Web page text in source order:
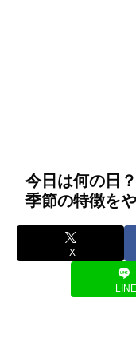
今日は何の日
季節の特徴を
X
LINE